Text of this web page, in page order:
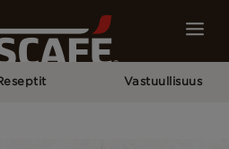
Vastuullisuus